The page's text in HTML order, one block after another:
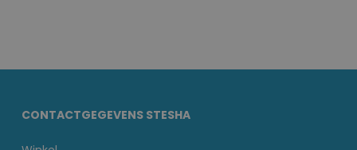
CONTACTGEGEVENS STESHA